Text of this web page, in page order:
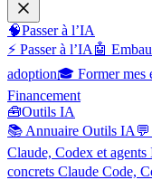
🧠Passer à l’IA
⚡ Passer à l’IA 🤖
adoption🎓 Former mes
Financement
🧰Outils IA
📚 Annuaire Outils IA
Claude, Codex et agents
concrets Claude Code,